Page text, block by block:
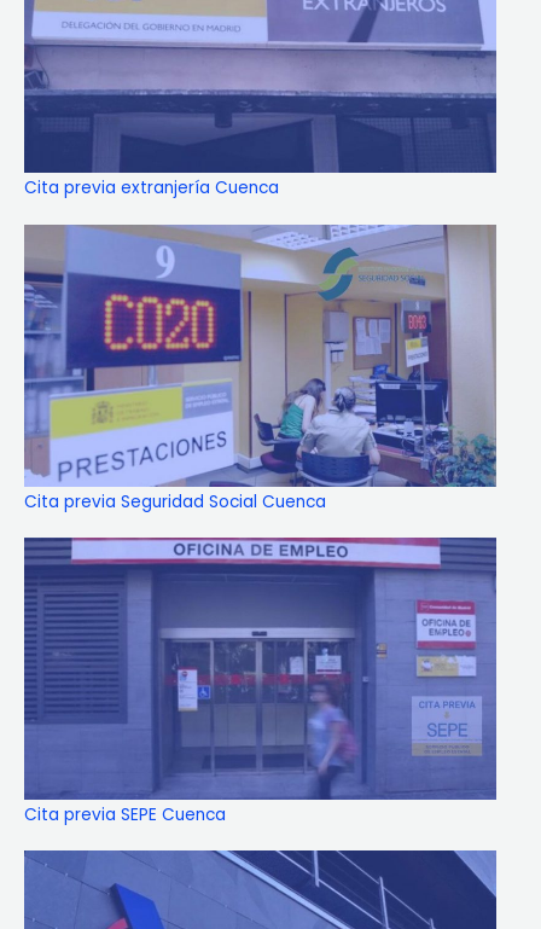
Cita previa extranjería Cuenca
Cita previa Seguridad Social Cuenca
Cita previa SEPE Cuenca